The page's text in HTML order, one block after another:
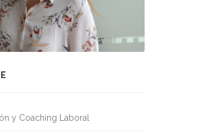
y Coaching Laboral